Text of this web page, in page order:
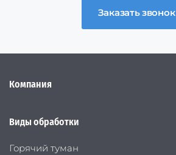
Заказать звонок
Компания
Виды обработки
Горячий туман